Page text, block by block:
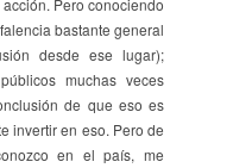
Pero conociendo
bastante general
desde ese lugar);
muchas veces
de que eso es
invertir en eso. Pero de
en el país, me